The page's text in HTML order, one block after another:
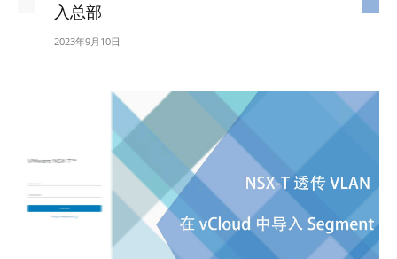
入总部
2023年9月10日